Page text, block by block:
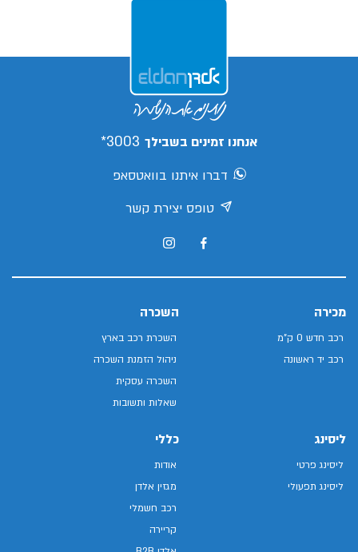
אנחנו זמינים בשבילך 3003*
דברו איתנו בוואטסאפ
טופס יצירת קשר
מכירה
רכב חדש 0 ק"מ
רכב יד ראשונה
השכרה
השכרת רכב בארץ
ניהול הזמנת השכרה
השכרה עסקית
שאלות ותשובות
ליסינג
ליסינג פרטי
ליסינג תפעולי
כללי
אודות
מגזין אלדן
רכב חשמלי
קריירה